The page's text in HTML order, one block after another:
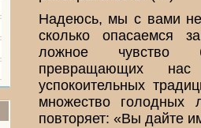
Надеюсь, мы с вами не
сколько опасаемся
ложное чувство
превращающих
успокоительных
множество
повторяет: «Вы дайте